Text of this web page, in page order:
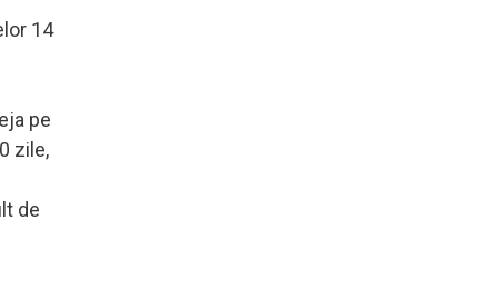
14
pe
zile,
de